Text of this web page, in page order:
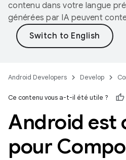
contenu dans votre langue
générées par IA peuvent
Android Developers Develop
Ce contenu vous a-t-il été utile ?
Android est
pour